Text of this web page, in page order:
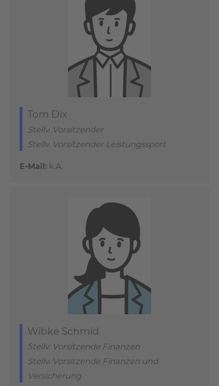
Tom Dix
Stellv. Vorsitzender
Stellv. Vorsitzender Leistungssport
E-Mail: k.A.
Wibke Schmid
Stellv. Vorsitzende Finanzen
Stellv. Vorsitzende Finanzen und
Versicherung